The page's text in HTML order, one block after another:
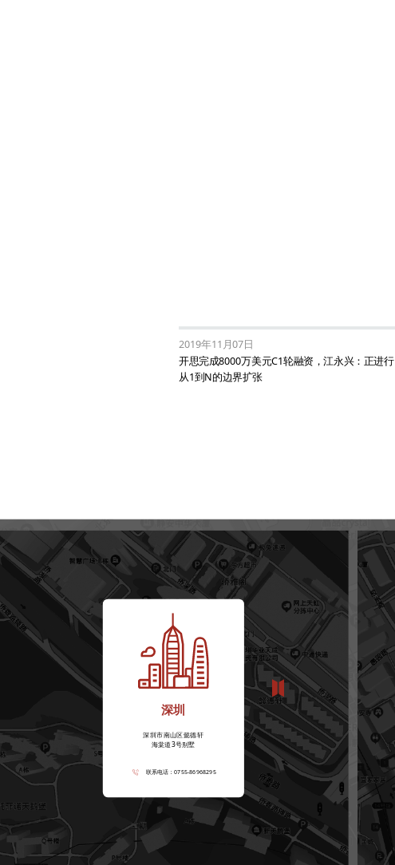
2019年11月07日
开思完成8000万美元C1轮融资，江永兴：正进行
从1到N的边界扩张
深圳
深圳市南山区懿德轩
海棠道3号别墅
联系电话：0755-86968295